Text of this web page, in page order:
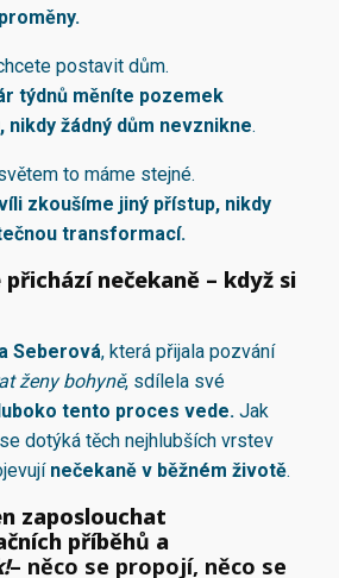
postavit dům.
týdnů měníte pozemek
nikdy žádný dům nevznikne.
to máme stejné.
zkoušíme jiný přístup, nikdy
transformací.
nečekaně – když si
Seberová, která přijala pozvání
ženy bohyně, sdílela své
tento proces vede. Jak
dotýká těch nejhlubších vrstev
nečekaně v běžném životě.
zaposlouchat
příběhů a
– něco se propojí, něco se